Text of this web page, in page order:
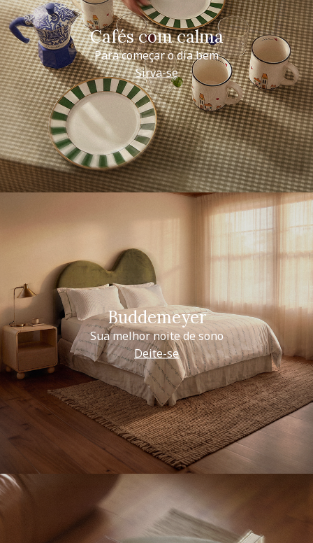
Cafés com calma
Para começar o dia bem
Sirva-se
Buddemeyer
Sua melhor noite de sono
Deite-se